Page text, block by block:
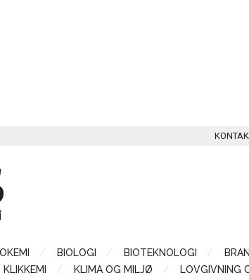
BIOLOGI BIOTEKNOLOGI
KLIKKEMI KLIMA OG MILJØ LOVGIVNING